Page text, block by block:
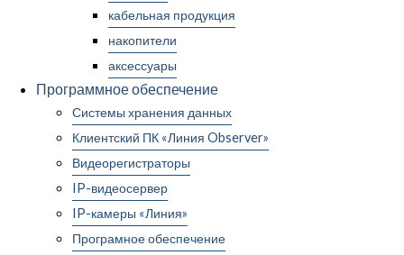
кабельная продукция
накопители
аксессуары
Программное обеспечение
Системы хранения данных
Клиентский ПК «Линия Observer»
Видеорегистраторы
IP-видеосервер
IP-камеры «Линия»
Програмное обеспечение